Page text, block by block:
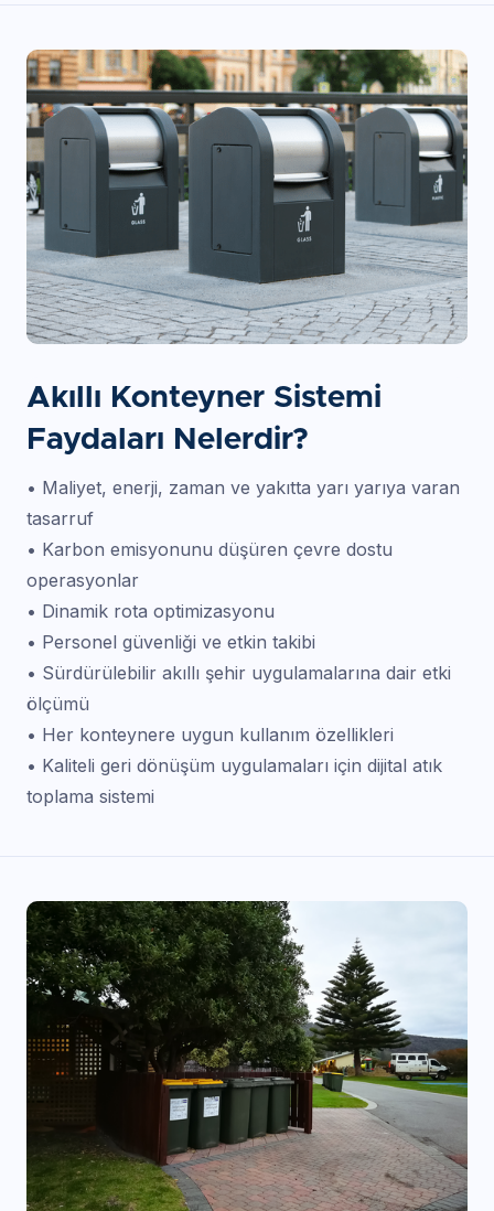
Akıllı Konteyner Sistemi
Faydaları Nelerdir?
• Maliyet, enerji, zaman ve yakıtta yarı yarıya varan
tasarruf
• Karbon emisyonunu düşüren çevre dostu
operasyonlar
• Dinamik rota optimizasyonu
• Personel güvenliği ve etkin takibi
• Sürdürülebilir akıllı şehir uygulamalarına dair etki
ölçümü
• Her konteynere uygun kullanım özellikleri
• Kaliteli geri dönüşüm uygulamaları için dijital atık
toplama sistemi